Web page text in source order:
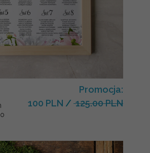
Promocja:
100 PLN / 125.00 PLN